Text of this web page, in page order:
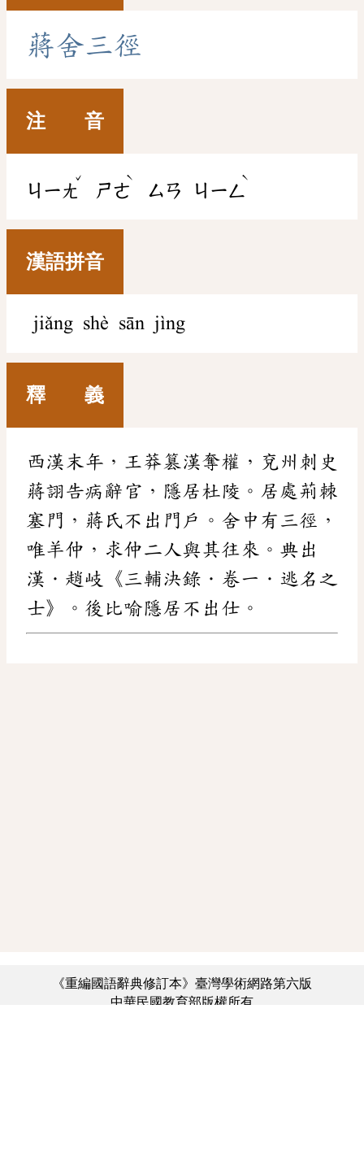
蔣舍三徑
注 音
ㄐㄧㄤ
ˇ
ㄕㄜ
ˋ
ㄙㄢ ㄐㄧㄥ
ˋ
漢語拼音
jiǎng shè sān jìng
釋 義
西漢末年，王莽篡漢奪權，兗州刺史
蔣詡告病辭官，隱居杜陵。居處荊棘
塞門，蔣氏不出門戶。舍中有三徑，
唯羊仲，求仲二人與其往來。典出
漢．趙岐《三輔決錄．卷一．逃名之
士》。後比喻隱居不出仕。
《重編國語辭典修訂本》臺灣學術網路第六版
中華民國教育部版權所有